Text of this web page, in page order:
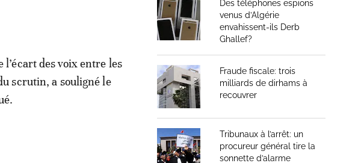
des voix entre les
scrutin, a souligné le
Des téléphones espions
venus d’Algérie
envahissent-ils Derb
Ghallef?
Fraude fiscale: trois
milliards de dirhams à
recouvrer
Tribunaux à l’arrêt: un
procureur général tire la
sonnette d’alarme